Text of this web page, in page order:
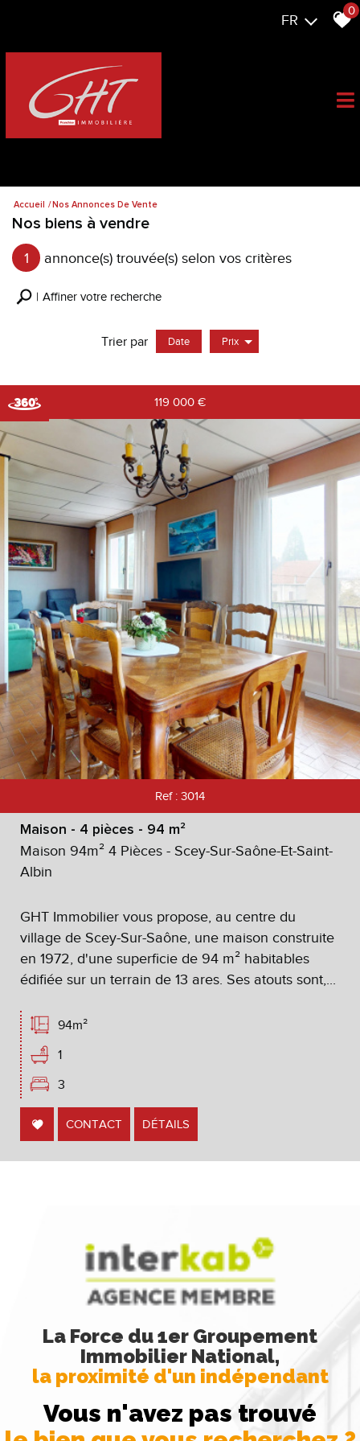
FR
0
Accueil Nos Annonces De Vente
Nos biens à vendre
1 annonce(s) trouvée(s) selon vos critères
Affiner votre recherche
5KM 10KM 25KM
Critères supplémentaires
Terrasse
RECHERCHER
+
Trier par Date Prix
119 000 €
Ref : 3014
Maison - 4 pièces - 94 m²
Maison 94m² 4 Pièces - Scey-Sur-Saône-Et-Saint-
Albin
GHT Immobilier vous propose, au centre du
village de Scey-Sur-Saône, une maison construite
en 1972, d'une superficie de 94 m² habitables
édifiée sur un terrain de 13 ares. Ses atouts sont,...
94m²
1
3
CONTACT DÉTAILS
La Force du 1er Groupement
Immobilier National,
la proximité d'un indépendant
Vous n'avez pas trouvé